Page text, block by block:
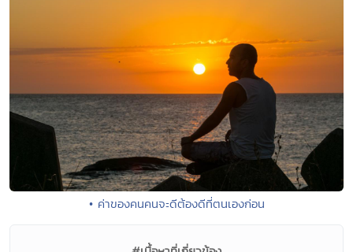
• ค่าของคนคนจะดีต้องดีที่ตนเองก่อน